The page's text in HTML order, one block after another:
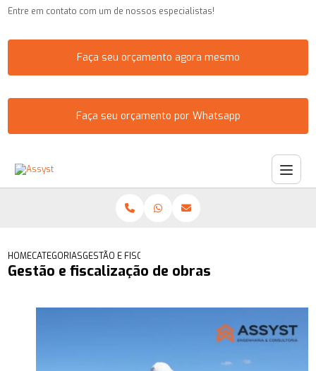
Entre em contato com um de nossos especialistas!
Faça seu orçamento agora mesmo
Faça seu orçamento por Whatsapp
HOMECATEGORIASGESTÃO E FISCALIZAÇÃO DE OBRAS
Gestão e fiscalização de obras